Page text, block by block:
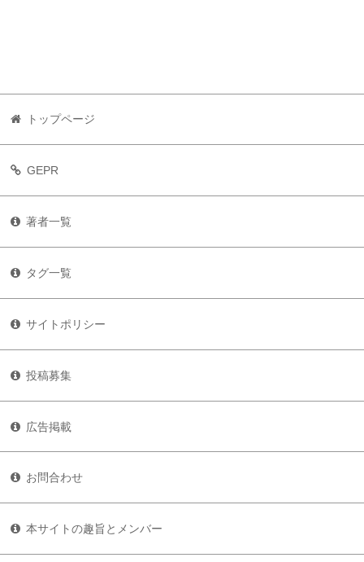
トップページ
GEPR
著者一覧
タグ一覧
サイトポリシー
投稿募集
広告掲載
お問合わせ
本サイトの趣旨とメンバー